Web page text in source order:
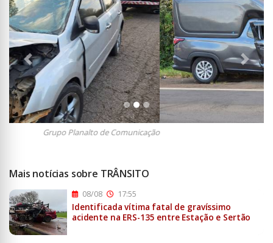
Grupo Planalto de Comunicação
Anterior
Mais notícias sobre TRÂNSITO
08/08 17:55
Identificada vítima fatal de gravíssimo
acidente na ERS-135 entre Estação e Sertão